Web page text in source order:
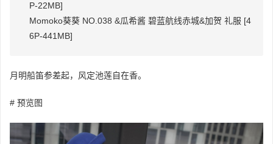
P-22MB]
Momoko葵葵 NO.038 &瓜希酱 碧蓝航线赤城&加贺 礼服 [4
6P-441MB]
月明船笛参差起，风定池莲自在香。
# 预览图